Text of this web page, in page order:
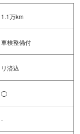
1.1万km
車検整備付
リ済込
◯
-